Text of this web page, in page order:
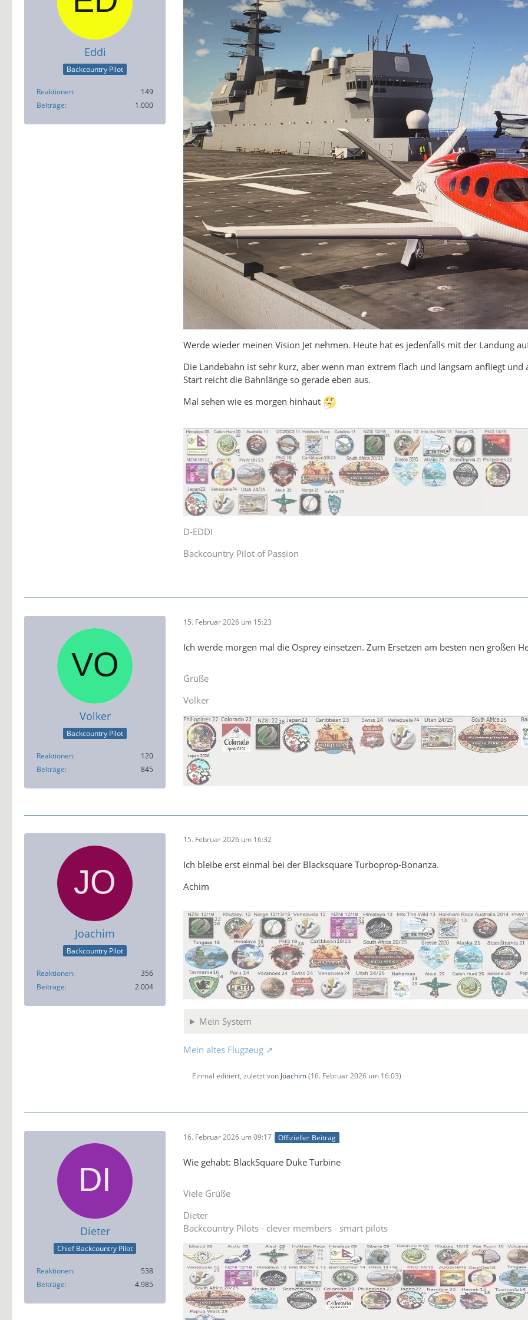
Eddi
Backcountry Pilot
Reaktionen
149
Beiträge
1.000
Werde wieder meinen Vision Jet nehmen. Heute hat es jedenfalls mit der Landung
Die Landebahn ist sehr kurz, aber wenn man extrem flach und langsam anfliegt
Start reicht die Bahnlänge so gerade eben aus.
Mal sehen wie es morgen hinhaut
D-EDDI
Backcountry Pilot of Passion
Volker
Backcountry Pilot
Reaktionen
120
Beiträge
845
15. Februar 2026 um 15:23
Ich werde morgen mal die Osprey einsetzen. Zum Ersetzen am besten nen großen
Grüße
Volker
Joachim
Backcountry Pilot
Reaktionen
356
Beiträge
2.004
15. Februar 2026 um 16:32
Ich bleibe erst einmal bei der Blacksquare Turboprop-Bonanza.
Achim
Mein System
Mein altes Flugzeug
Einmal editiert, zuletzt von Joachim(16. Februar 2026 um 16:03)
Dieter
Chief Backcountry Pilot
Reaktionen
538
Beiträge
4.985
16. Februar 2026 um 09:17 Offizieller Beitrag
Wie gehabt: BlackSquare Duke Turbine
Viele Grüße
Dieter
Backcountry Pilots - clever members - smart pilots